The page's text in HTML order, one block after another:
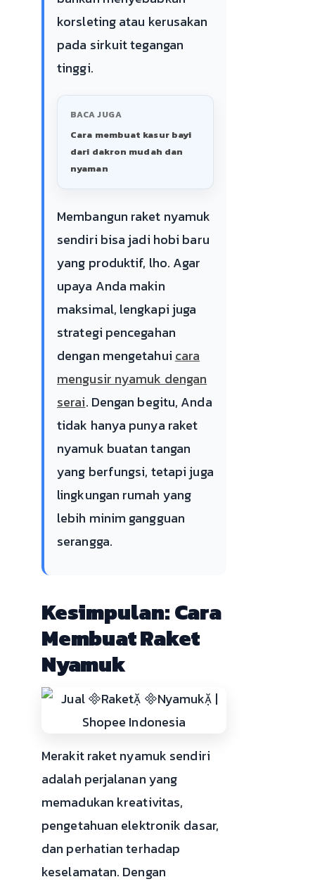
korsleting atau kerusakan
pada sirkuit tegangan
tinggi.
BACA JUGA
Cara membuat kasur bayi
dari dakron mudah dan
nyaman
Membangun raket nyamuk
sendiri bisa jadi hobi baru
yang produktif, lho. Agar
upaya Anda makin
maksimal, lengkapi juga
strategi pencegahan
dengan mengetahui cara
mengusir nyamuk dengan
serai. Dengan begitu, Anda
tidak hanya punya raket
nyamuk buatan tangan
yang berfungsi, tetapi juga
lingkungan rumah yang
lebih minim gangguan
serangga.
Kesimpulan: Cara
Membuat Raket
Nyamuk
Merakit raket nyamuk sendiri
adalah perjalanan yang
memadukan kreativitas,
pengetahuan elektronik dasar,
dan perhatian terhadap
keselamatan. Dengan